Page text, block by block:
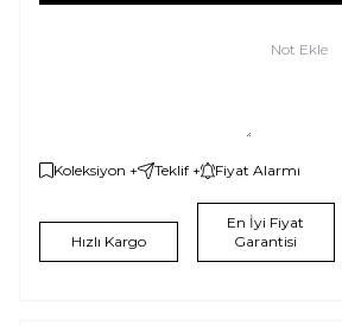
Not Ekle
Koleksiyon + Teklif + Fiyat Alarmı
Hızlı Kargo
En İyi Fiyat
Garantisi